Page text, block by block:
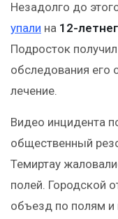
Незадолго до
упали на 12-
Подросток получил
обследования его
лечение.
Видео инцидента
общественный
Темиртау
полей. Городской
объезд по полям